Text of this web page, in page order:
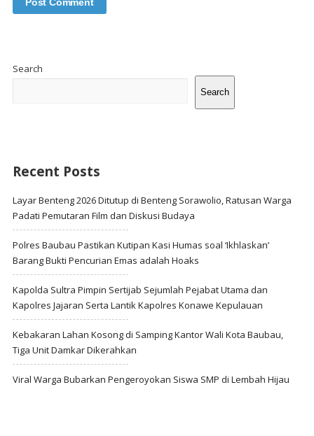
Search
Search
Recent Posts
Layar Benteng 2026 Ditutup di Benteng Sorawolio, Ratusan Warga
Padati Pemutaran Film dan Diskusi Budaya
Polres Baubau Pastikan Kutipan Kasi Humas soal ‘Ikhlaskan’
Barang Bukti Pencurian Emas adalah Hoaks
Kapolda Sultra Pimpin Sertijab Sejumlah Pejabat Utama dan
Kapolres Jajaran Serta Lantik Kapolres Konawe Kepulauan
Kebakaran Lahan Kosong di Samping Kantor Wali Kota Baubau,
Tiga Unit Damkar Dikerahkan
Viral Warga Bubarkan Pengeroyokan Siswa SMP di Lembah Hijau